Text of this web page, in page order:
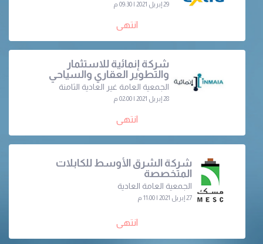
29 إبريل 2021 | 09:30 م
انتهى
شركة إنمائية للاستثمار
والتطوير العقاري والسياحي
الجمعية العامة غير العادية الثامنة
28 إبريل 2021 | 02:00 م
انتهى
شركة الشرق الأوسط للكابلات
المتخصصة
الجمعية العامة العادية
27 إبريل 2021 | 11:00 م
انتهى